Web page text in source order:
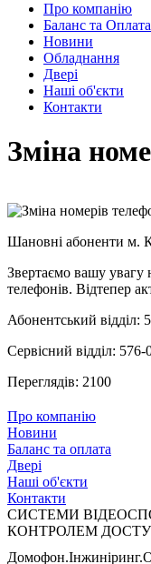
Про компанію
Баланс та Оплата
Новини
Обладнання
Двері
Наші об'єкти
Контакти
Зміна
Шановні абоненти м.
Звертаємо вашу увагу
телефонів. Відтепер
Абонентський відділ:
Сервісний відділ: 576-
Переглядів: 2100
Про компанію
Новини
Баланс та оплата
Двері
Наші об'єкти
Контакти
СИСТЕМИ
КОНТРОЛЕМ